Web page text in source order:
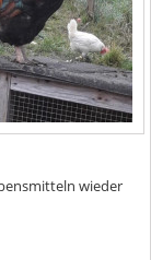
wieder